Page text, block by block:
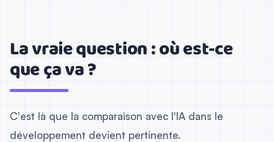
La vraie question : où est-ce
que ça va ?
C'est là que la comparaison avec l'IA dans le
développement devient pertinente.